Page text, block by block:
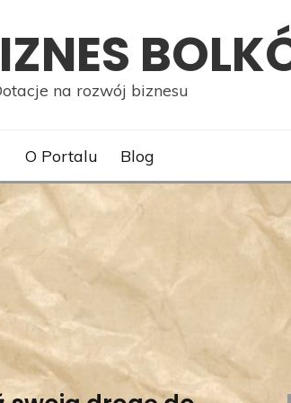
na rozwój biznesu
O Portalu Blog